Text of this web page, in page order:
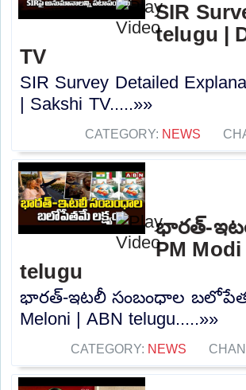
SIR
telugu |
TV
SIR Survey Detailed
| Sakshi TV.....»»
CATEGORY: NEWS
భారత్-
PM
telugu
భారత్-ఇటలీ సంబంధాల బలోపేతమే
Meloni | ABN telugu.....»»
CATEGORY: NEWS